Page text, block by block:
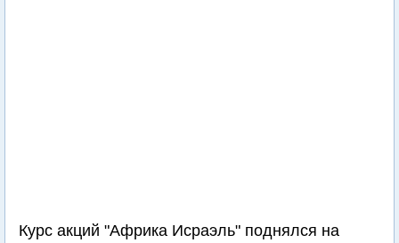
Курс акций "Африка Исраэль" поднялся на